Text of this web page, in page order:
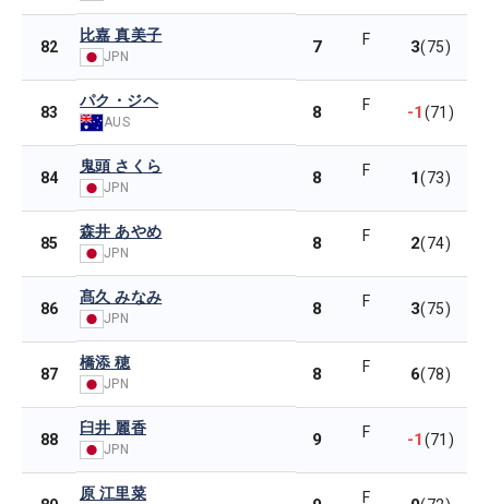
82
比嘉 真美子
JPN 7 F 3(75)
83
パク・ジヘ
AUS 8 F -1(71)
84
鬼頭 さくら
JPN 8 F 1(73)
85
森井 あやめ
JPN 8 F 2(74)
86
髙久 みなみ
JPN 8 F 3(75)
87
橋添 穂
JPN 8 F 6(78)
88
臼井 麗香
JPN 9 F -1(71)
原 江里菜 F